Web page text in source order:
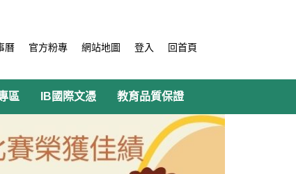
曆 官方粉專 網站地圖 登入 回首頁
區 IB國際文憑 教育品質保證